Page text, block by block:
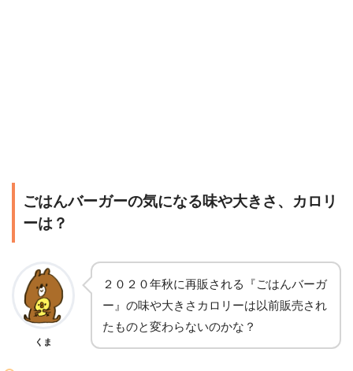
ごはんバーガーの気になる味や大きさ、カロリ
ーは？
くま
２０２０年秋に再販される『ごはんバーガ
ー』の味や大きさカロリーは以前販売され
たものと変わらないのかな？